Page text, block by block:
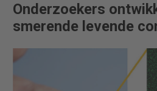
Onderzoekers
smerende levende